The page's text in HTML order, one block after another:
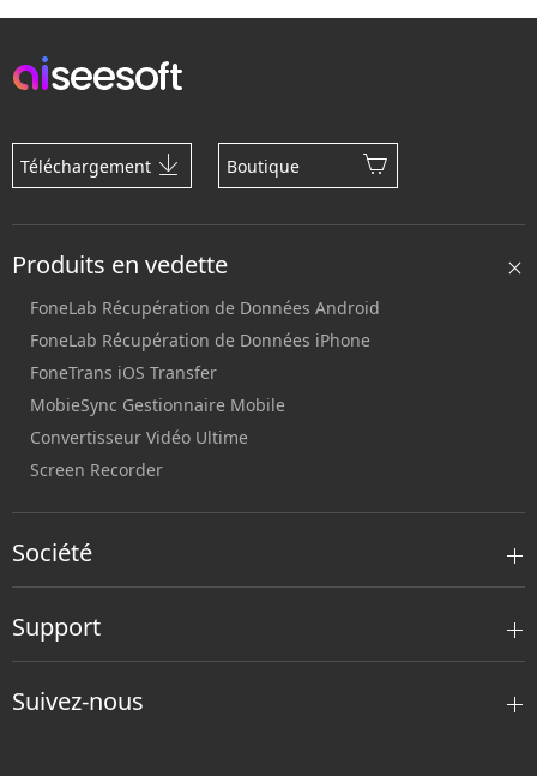
Téléchargement Boutique
Produits en vedette
FoneLab Récupération de Données Android
FoneLab Récupération de Données iPhone
FoneTrans iOS Transfer
MobieSync Gestionnaire Mobile
Convertisseur Vidéo Ultime
Screen Recorder
Société
Support
Suivez-nous